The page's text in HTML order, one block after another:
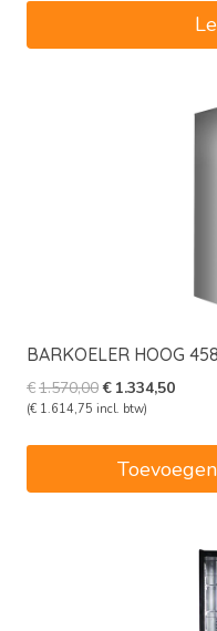
€467,50.
BARKOELER HOOG
€1.570,00Oorspronkelijke
prijs
€ 1.334,50Huidige
(€ 1.614,75 incl. btw)